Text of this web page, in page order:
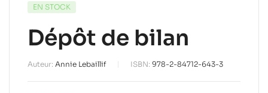
EN STOCK
Dépôt de bilan
Auteur: Annie Lebaillif ISBN: 978-2-84712-643-3